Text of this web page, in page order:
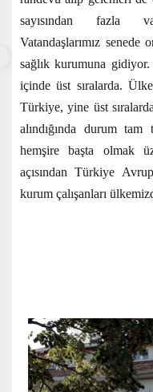
sayısından fazla
Vatandaşlarımız
sağlık kurumuna
içinde üst sıralarda.
Türkiye, yine üst
alındığında durum
hemşire başta olmak
açısından Türkiye
kurum çalışanları